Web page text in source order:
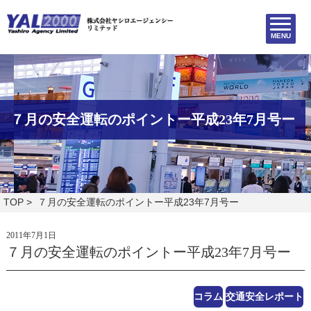
MENU
７月の安全運転のポイントー平成23年7月号ー
TOP > ７月の安全運転のポイントー平成23年7月号ー
2011年7月1日
７月の安全運転のポイントー平成23年7月号ー
コラム 交通安全レポート